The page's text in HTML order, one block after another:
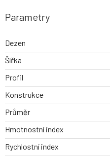
Parametry
Dezen
Šířka
Profil
Konstrukce
Průměr
Hmotnostní index
Rychlostní index